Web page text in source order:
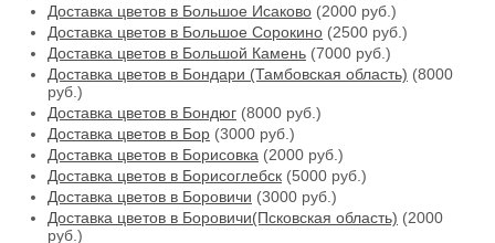
Доставка цветов в Большое Исаково (2000 руб.)
Доставка цветов в Большое Сорокино (2500 руб.)
Доставка цветов в Большой Камень (7000 руб.)
Доставка цветов в Бондари (Тамбовская область) (8000
руб.)
Доставка цветов в Бондюг (8000 руб.)
Доставка цветов в Бор (3000 руб.)
Доставка цветов в Борисовка (2000 руб.)
Доставка цветов в Борисоглебск (5000 руб.)
Доставка цветов в Боровичи (3000 руб.)
Доставка цветов в Боровичи(Псковская область) (2000
руб.)